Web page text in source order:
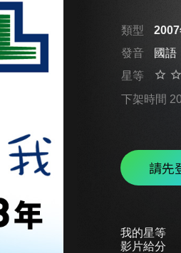
類型
發音
國語
星等
下架時間
請先
我的星等
影片給分